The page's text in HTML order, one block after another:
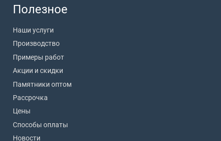
Полезное
Наши услуги
Производство
Примеры работ
Акции и скидки
Памятники оптом
Рассрочка
Цены
Способы оплаты
Новости